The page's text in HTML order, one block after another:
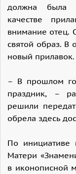
должна была
качестве
внимание отец.
святой образ. В
новый прилавок.
– В прошлом
праздник, –
решили
обрела здесь
По инициативе
Матери
в иконописной